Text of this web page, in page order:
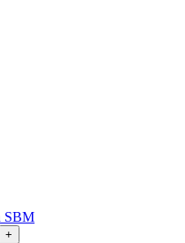
SBM
+